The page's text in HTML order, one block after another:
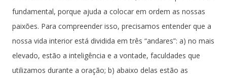
fundamental, porque ajuda a colocar em ordem as nossas
paixões. Para compreender isso, precisamos entender que a
nossa vida interior está dividida em três “andares”: a) no mais
elevado, estão a inteligência e a vontade, faculdades que
utilizamos durante a oração; b) abaixo delas estão as